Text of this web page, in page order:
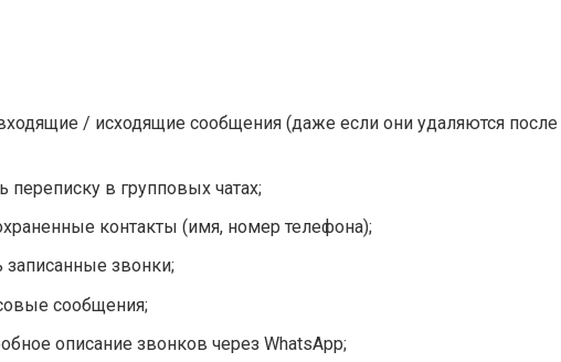
/ исходящие сообщения (даже если они удаляются после
переписку в групповых чатах;
контакты (имя, номер телефона);
записанные звонки;
сообщения;
описание звонков через WhatsApp;